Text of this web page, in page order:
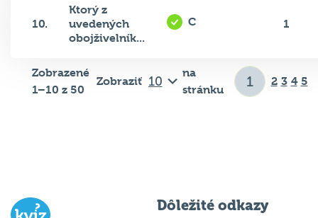
10.
Ktorý z
uvedených
obojživelník...
C 1
Zobrazené
1–10 z 50
Zobraziť
na
stránku
2 3 4 5
Dôležité odkazy